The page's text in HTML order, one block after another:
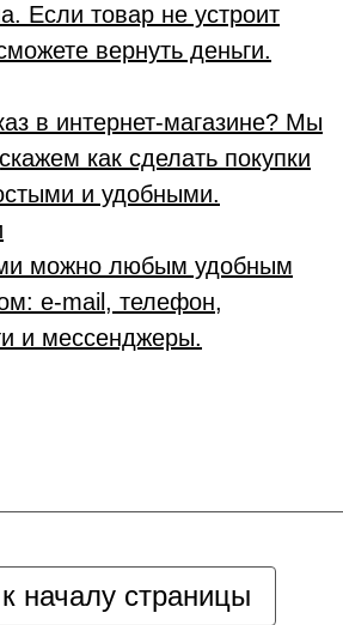
Если товар не устроит
вернуть деньги.
в интернет-магазине? Мы
как сделать покупки
и удобными.
можно любым удобным
e-mail, телефон,
и мессенджеры.
началу страницы